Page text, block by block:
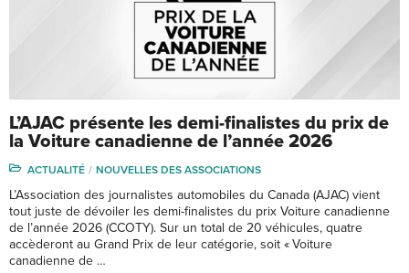
L’AJAC présente les demi-finalistes du prix de
la Voiture canadienne de l’année 2026
ACTUALITÉ NOUVELLES DES ASSOCIATIONS
L’Association des journalistes automobiles du Canada (AJAC) vient
tout juste de dévoiler les demi-finalistes du prix Voiture canadienne
de l’année 2026 (CCOTY). Sur un total de 20 véhicules, quatre
accèderont au Grand Prix de leur catégorie, soit « Voiture
canadienne de …